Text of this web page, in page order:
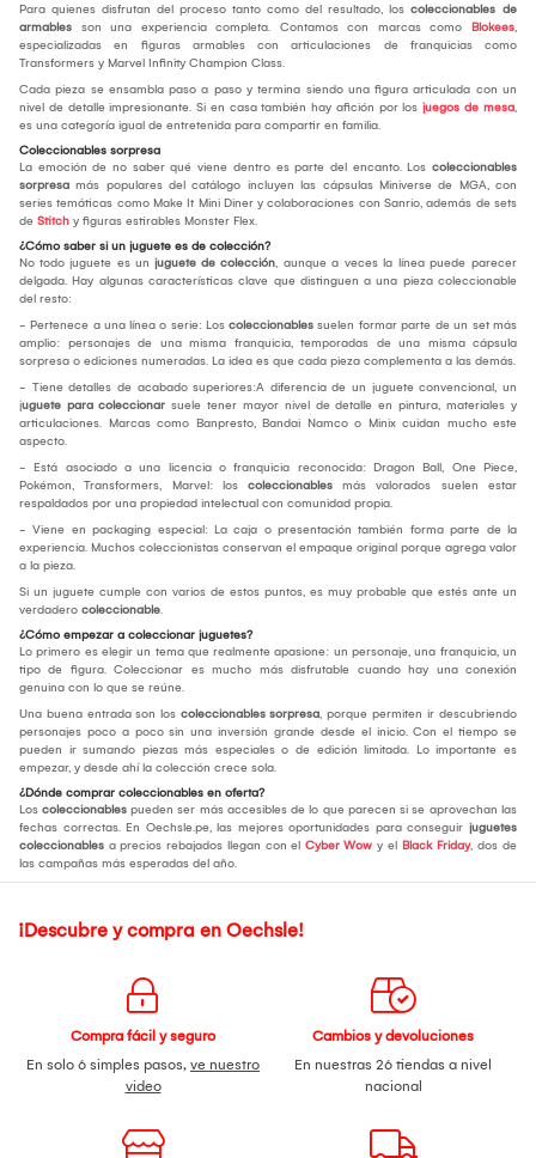
Para quienes disfrutan del proceso tanto como del resultado, los coleccionables de
armables son una experiencia completa. Contamos con marcas como Blokees,
especializadas en figuras armables con articulaciones de franquicias como
Transformers y Marvel Infinity Champion Class.
Cada pieza se ensambla paso a paso y termina siendo una figura articulada con un
nivel de detalle impresionante. Si en casa también hay afición por los juegos de mesa,
es una categoría igual de entretenida para compartir en familia.
Coleccionables sorpresa
La emoción de no saber qué viene dentro es parte del encanto. Los coleccionables
sorpresa más populares del catálogo incluyen las cápsulas Miniverse de MGA, con
series temáticas como Make It Mini Diner y colaboraciones con Sanrio, además de sets
de Stitch y figuras estirables Monster Flex.
¿Cómo saber si un juguete es de colección?
No todo juguete es un juguete de colección, aunque a veces la línea puede parecer
delgada. Hay algunas características clave que distinguen a una pieza coleccionable
del resto:
- Pertenece a una línea o serie: Los coleccionables suelen formar parte de un set más
amplio: personajes de una misma franquicia, temporadas de una misma cápsula
sorpresa o ediciones numeradas. La idea es que cada pieza complementa a las demás.
- Tiene detalles de acabado superiores:A diferencia de un juguete convencional, un
juguete para coleccionar suele tener mayor nivel de detalle en pintura, materiales y
articulaciones. Marcas como Banpresto, Bandai Namco o Minix cuidan mucho este
aspecto.
- Está asociado a una licencia o franquicia reconocida: Dragon Ball, One Piece,
Pokémon, Transformers, Marvel: los coleccionables más valorados suelen estar
respaldados por una propiedad intelectual con comunidad propia.
- Viene en packaging especial: La caja o presentación también forma parte de la
experiencia. Muchos coleccionistas conservan el empaque original porque agrega valor
a la pieza.
Si un juguete cumple con varios de estos puntos, es muy probable que estés ante un
verdadero coleccionable.
¿Cómo empezar a coleccionar juguetes?
Lo primero es elegir un tema que realmente apasione: un personaje, una franquicia, un
tipo de figura. Coleccionar es mucho más disfrutable cuando hay una conexión
genuina con lo que se reúne.
Una buena entrada son los coleccionables sorpresa, porque permiten ir descubriendo
personajes poco a poco sin una inversión grande desde el inicio. Con el tiempo se
pueden ir sumando piezas más especiales o de edición limitada. Lo importante es
empezar, y desde ahí la colección crece sola.
¿Dónde comprar coleccionables en oferta?
Los coleccionables pueden ser más accesibles de lo que parecen si se aprovechan las
fechas correctas. En Oechsle.pe, las mejores oportunidades para conseguir juguetes
coleccionables a precios rebajados llegan con el Cyber Wow y el Black Friday, dos de
las campañas más esperadas del año.
¡Descubre y compra en Oechsle!
Compra fácil y seguro
En solo 6 simples pasos, ve nuestro
video
Cambios y devoluciones
En nuestras 26 tiendas a nivel
nacional